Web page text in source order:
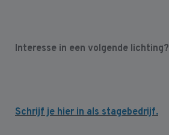
Interesse in een volgende lichting?
Schrijf je hier in als stagebedrijf.